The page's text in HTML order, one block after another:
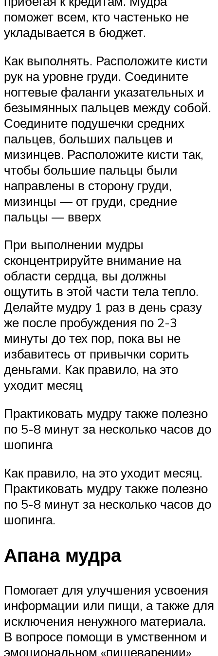
поможет всем, кто частенько не
укладывается в бюджет.
Как выполнять. Расположите кисти
рук на уровне груди. Соедините
ногтевые фаланги указательных и
безымянных пальцев между собой.
Соедините подушечки средних
пальцев, больших пальцев и
мизинцев. Расположите кисти так,
чтобы большие пальцы были
направлены в сторону груди,
мизинцы — от груди, средние
пальцы — вверх
При выполнении мудры
сконцентрируйте внимание на
области сердца, вы должны
ощутить в этой части тела тепло.
Делайте мудру 1 раз в день сразу
же после пробуждения по 2-3
минуты до тех пор, пока вы не
избавитесь от привычки сорить
деньгами. Как правило, на это
уходит месяц
Практиковать мудру также полезно
по 5-8 минут за несколько часов до
шопинга
Как правило, на это уходит месяц.
Практиковать мудру также полезно
по 5-8 минут за несколько часов до
шопинга.
Апана мудра
Помогает для улучшения усвоения
информации или пищи, а также для
исключения ненужного материала.
В вопросе помощи в умственном и
эмоциональном «пищеварении»